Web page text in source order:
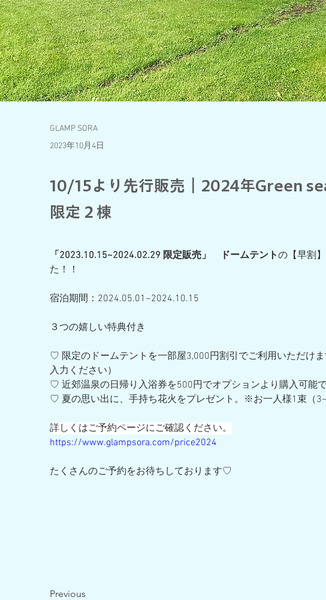
GLAMP SORA
2023年10月4日
10/15より先行販売｜2024年Green
限定２棟
「2023.10.15~2024.02.29 限定販売」　ドームテントの【早割
た！！
宿泊期間：2024.05.01~2024.10.15
３つの嬉しい特典付き
♡ 限定のドームテントを一部屋3,000円割引でご利用いただけ
入力ください）
♡ 近郊温泉の日帰り入浴券を500円でオプションより購入可能で
♡ 夏の思い出に、手持ち花火をプレゼント。※お一人様1束（
詳しくはご予約ページにご確認ください。
https://www.glampsora.com/price2024
たくさんのご予約をお待ちしております♡
Previous